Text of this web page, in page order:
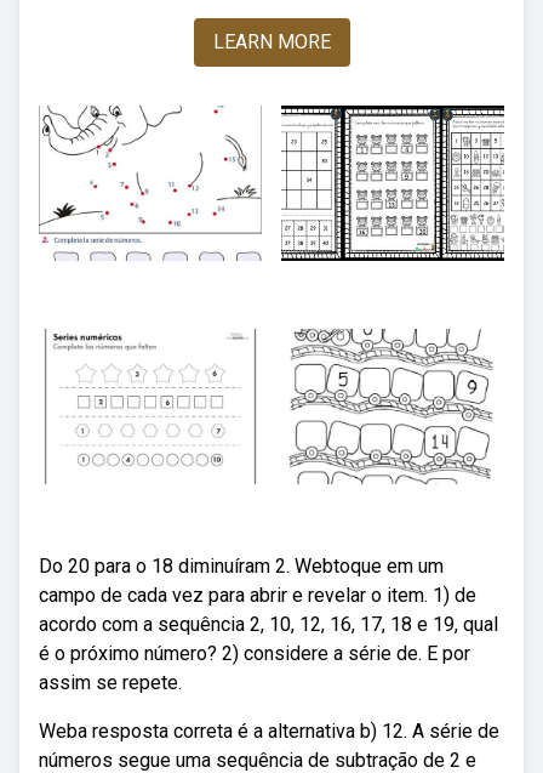
LEARN MORE
Do 20 para o 18 diminuíram 2. Webtoque em um
campo de cada vez para abrir e revelar o item. 1) de
acordo com a sequência 2, 10, 12, 16, 17, 18 e 19, qual
é o próximo número? 2) considere a série de. E por
assim se repete.
Weba resposta correta é a alternativa b) 12. A série de
números segue uma sequência de subtração de 2 e